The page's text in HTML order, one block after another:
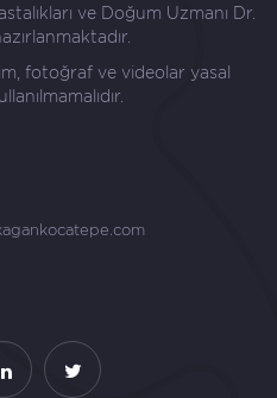
ve Doğum Uzmanı Dr.
fotoğraf ve videolar yasal